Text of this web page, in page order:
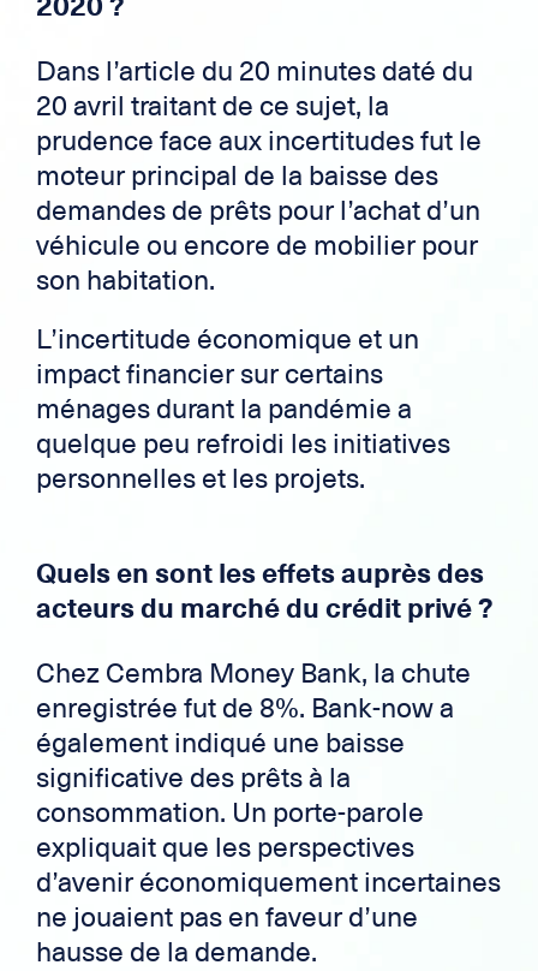
Dans l’article du 20 minutes daté du
20 avril traitant de ce sujet, la
prudence face aux incertitudes fut le
moteur principal de la baisse des
demandes de prêts pour l’achat d’un
véhicule ou encore de mobilier pour
son habitation.
L’incertitude économique et un
impact financier sur certains
ménages durant la pandémie a
quelque peu refroidi les initiatives
personnelles et les projets.
Quels en sont les effets auprès des
acteurs du marché du crédit privé ?
Chez Cembra Money Bank, la chute
enregistrée fut de 8%. Bank-now a
également indiqué une baisse
significative des prêts à la
consommation. Un porte-parole
expliquait que les perspectives
d’avenir économiquement incertaines
ne jouaient pas en faveur d’une
hausse de la demande.